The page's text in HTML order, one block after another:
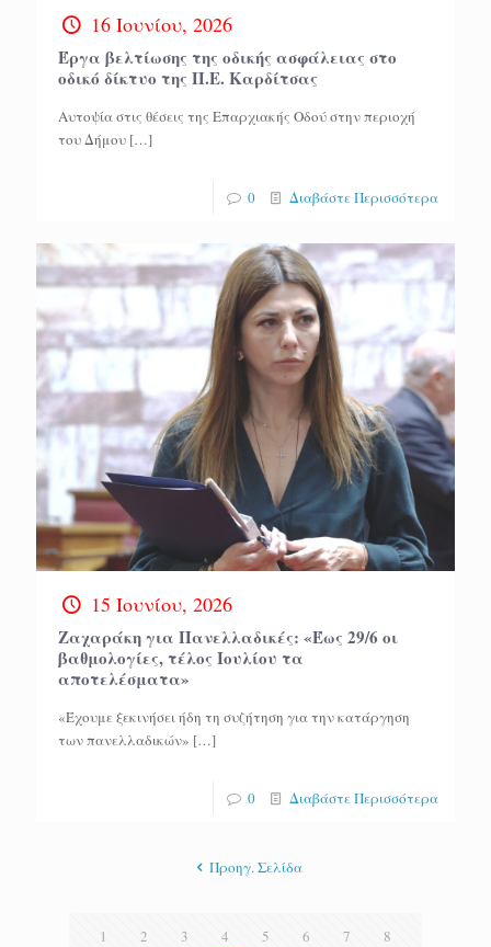
16 Ιουνίου, 2026
Έργα βελτίωσης της οδικής ασφάλειας στο
οδικό δίκτυο της Π.Ε. Καρδίτσας
Αυτοψία στις θέσεις της Επαρχιακής Οδού στην περιοχή
του Δήμου […]
0 Διαβάστε Περισσότερα
15 Ιουνίου, 2026
Ζαχαράκη για Πανελλαδικές: «Έως 29/6 οι
βαθμολογίες, τέλος Ιουλίου τα
αποτελέσματα»
«Έχουμε ξεκινήσει ήδη τη συζήτηση για την κατάργηση
των πανελλαδικών» […]
0 Διαβάστε Περισσότερα
Προηγ. Σελίδα
1 2 3 4 5 6 7
8